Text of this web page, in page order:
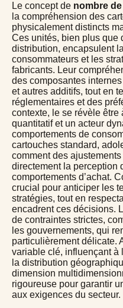
Le concept de nombre
la compréhension des
physicalement distincts
Ces unités, bien plus que
distribution, encapsulent
consommateurs et les
fabricants. Leur
des composantes
et autres additifs, tout en
réglementaires et des
contexte, le se révèle être
quantitatif et un acteur
comportements de
cartouches standard,
comment des
directement la perception
comportements d’achat.
crucial pour anticiper les
stratégies, tout en
encadrent ces décisions.
de contraintes strictes,
les gouvernements, qui
particulièrement délicate.
variable clé, influençant à
la distribution
dimension
rigoureuse pour garantir
aux exigences du secteur.